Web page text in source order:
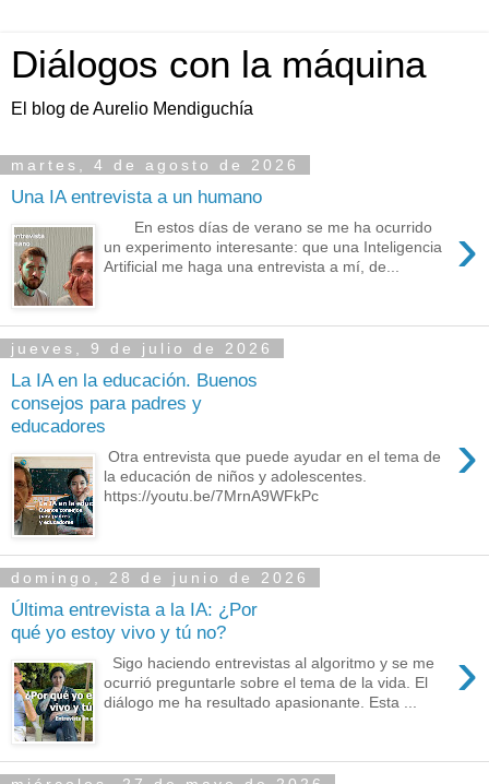
Diálogos con la máquina
El blog de Aurelio Mendiguchía
martes, 4 de agosto de 2026
Una IA entrevista a un humano
›
En estos días de verano se me ha ocurrido
un experimento interesante: que una Inteligencia
Artificial me haga una entrevista a mí, de...
jueves, 9 de julio de 2026
La IA en la educación. Buenos
consejos para padres y
educadores
›
Otra entrevista que puede ayudar en el tema de
la educación de niños y adolescentes.
https://youtu.be/7MrnA9WFkPc
domingo, 28 de junio de 2026
Última entrevista a la IA: ¿Por
qué yo estoy vivo y tú no?
›
Sigo haciendo entrevistas al algoritmo y se me
ocurrió preguntarle sobre el tema de la vida. El
diálogo me ha resultado apasionante. Esta ...